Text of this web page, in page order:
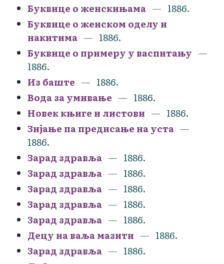
Буквице о женскињама
1886.
Буквице о женском оделу и
накитима
1886.
Буквице о примеру у васпитању
1886.
Из баште
1886.
Вода за умивање
1886.
Новек књиге и листови
1886.
Зијање па предисање на уста
1886.
Зарад здравља
1886.
Зарад здравља
1886.
Зарад здравља
1886.
Зарад здравља
1886.
Зарад здравља
1886.
Децу на ваља мазити
1886.
Зарад здравља
1886.